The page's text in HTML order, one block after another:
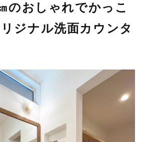
のおしゃれでかっこ
ジナル洗面カウンタ